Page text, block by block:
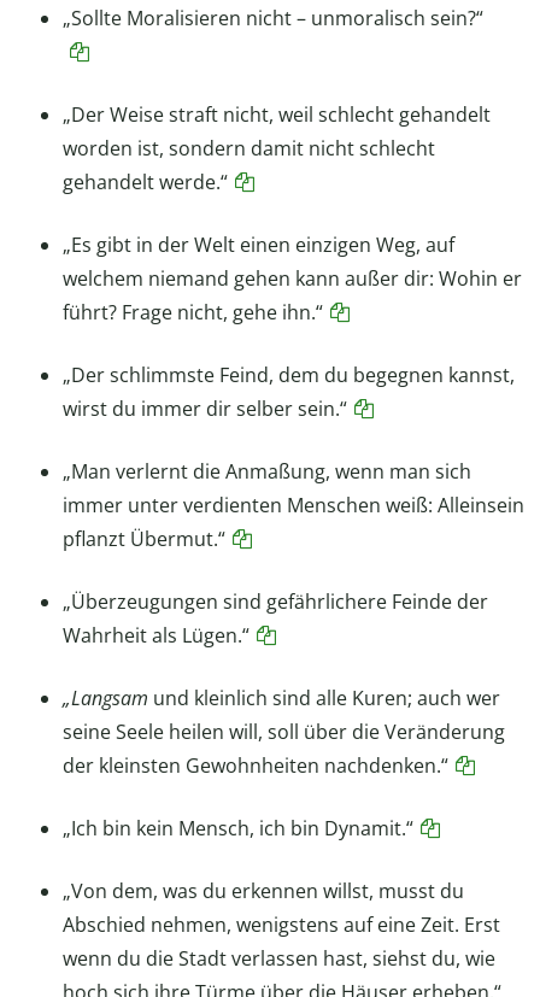
„Sollte Moralisieren nicht – unmoralisch sein?“
„Der Weise straft nicht, weil schlecht gehandelt
worden ist, sondern damit nicht schlecht
gehandelt werde.“
„Es gibt in der Welt einen einzigen Weg, auf
welchem niemand gehen kann außer dir: Wohin er
führt? Frage nicht, gehe ihn.“
„Der schlimmste Feind, dem du begegnen kannst,
wirst du immer dir selber sein.“
„Man verlernt die Anmaßung, wenn man sich
immer unter verdienten Menschen weiß: Alleinsein
pflanzt Übermut.“
„Überzeugungen sind gefährlichere Feinde der
Wahrheit als Lügen.“
„Langsam und kleinlich sind alle Kuren; auch wer
seine Seele heilen will, soll über die Veränderung
der kleinsten Gewohnheiten nachdenken.“
„Ich bin kein Mensch, ich bin Dynamit.“
„Von dem, was du erkennen willst, musst du
Abschied nehmen, wenigstens auf eine Zeit. Erst
wenn du die Stadt verlassen hast, siehst du, wie